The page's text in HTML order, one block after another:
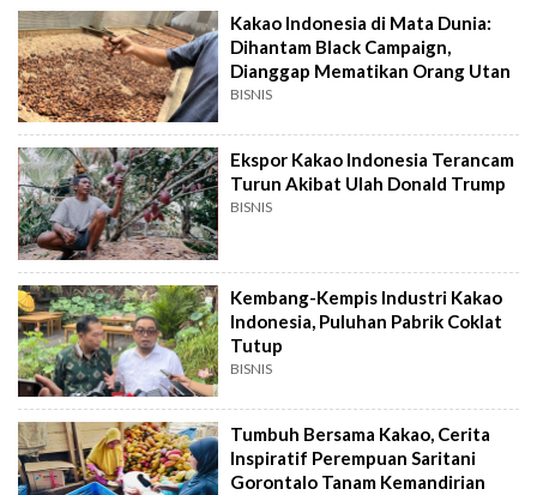
Kakao Indonesia di Mata Dunia:
Dihantam Black Campaign,
Dianggap Mematikan Orang Utan
BISNIS
Ekspor Kakao Indonesia Terancam
Turun Akibat Ulah Donald Trump
BISNIS
Kembang-Kempis Industri Kakao
Indonesia, Puluhan Pabrik Coklat
Tutup
BISNIS
Tumbuh Bersama Kakao, Cerita
Inspiratif Perempuan Saritani
Gorontalo Tanam Kemandirian